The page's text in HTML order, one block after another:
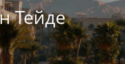
Тейде